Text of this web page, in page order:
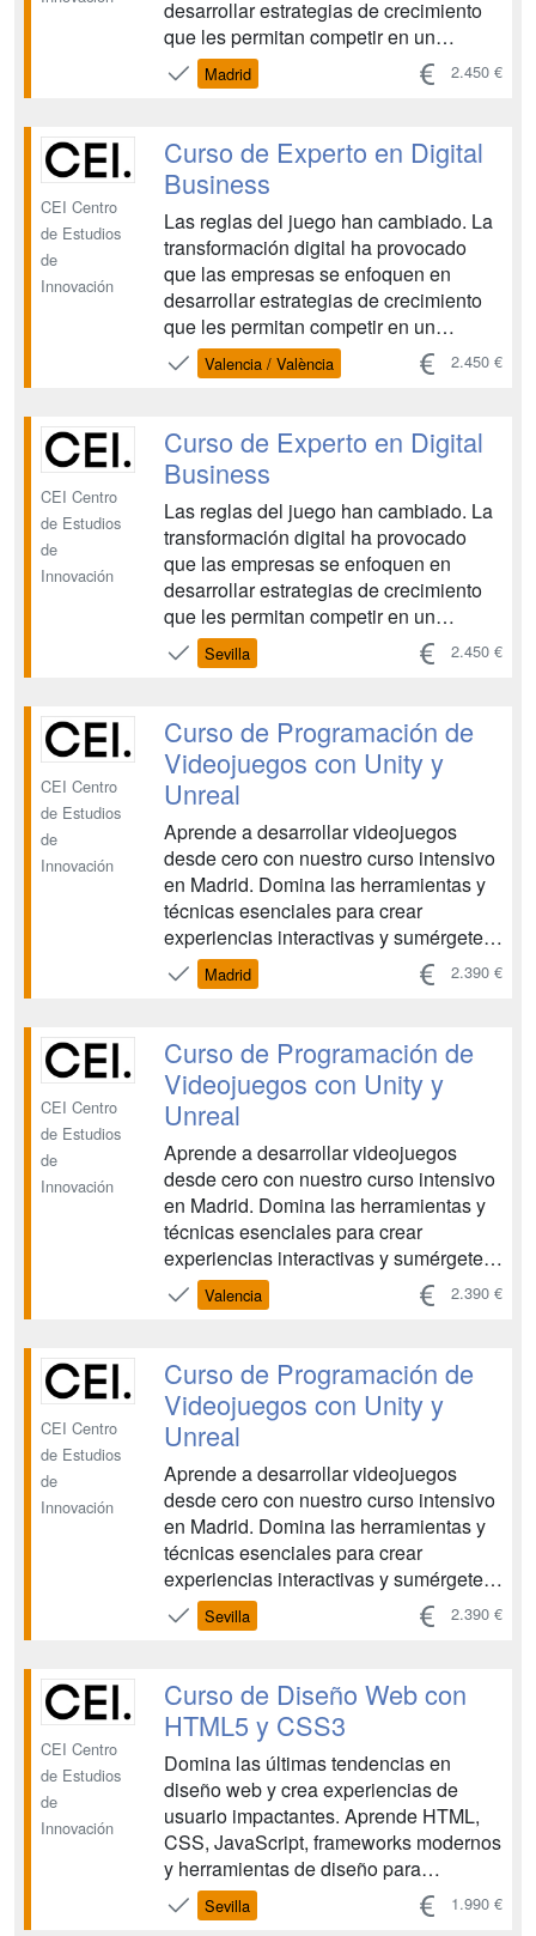
desarrollar estrategias de crecimiento
que les permitan competir en un
entorno cada vez más marcado por la
innovación y las tecnologías. Hay
de inicio en Octubre, Enero, Abril y
Junio....
Madrid 2.450 €
CEI Centro
de Estudios
de
Innovación
Curso de Experto en Digital
Business
Las reglas del juego han cambiado. La
transformación digital ha provocado
que las empresas se enfoquen en
desarrollar estrategias de crecimiento
que les permitan competir en un
entorno cada vez más marcado por la
innovación y las tecnologías. Hay
de inicio en Octubre, Enero, Abril y
Junio....
Valencia / València 2.450 €
CEI Centro
de Estudios
de
Innovación
Curso de Experto en Digital
Business
Las reglas del juego han cambiado. La
transformación digital ha provocado
que las empresas se enfoquen en
desarrollar estrategias de crecimiento
que les permitan competir en un
entorno cada vez más marcado por la
innovación y las tecnologías. Hay
de inicio en Octubre, Enero, Abril y
Junio....
Sevilla 2.450 €
CEI Centro
de Estudios
de
Innovación
Curso de Programación de
Videojuegos con Unity y
Unreal
Aprende a desarrollar videojuegos
desde cero con nuestro curso intensivo
en Madrid. Domina las herramientas y
técnicas esenciales para crear
experiencias interactivas y sumérgete
en el apasionante mundo de la
programación de videojuegos.
videojuegos profesional. Hay cuatro
convocatorias anuales con fecha de
in...
Madrid 2.390 €
CEI Centro
de Estudios
de
Innovación
Curso de Programación de
Videojuegos con Unity y
Unreal
Aprende a desarrollar videojuegos
desde cero con nuestro curso intensivo
en Madrid. Domina las herramientas y
técnicas esenciales para crear
experiencias interactivas y sumérgete
en el apasionante mundo de la
programación de videojuegos.
videojuegos profesional. Hay cuatro
convocatorias anuales con fecha de
in...
Valencia 2.390 €
CEI Centro
de Estudios
de
Innovación
Curso de Programación de
Videojuegos con Unity y
Unreal
Aprende a desarrollar videojuegos
desde cero con nuestro curso intensivo
en Madrid. Domina las herramientas y
técnicas esenciales para crear
experiencias interactivas y sumérgete
en el apasionante mundo de la
programación de videojuegos.
videojuegos profesional. Hay cuatro
convocatorias anuales con fecha de
in...
Sevilla 2.390 €
CEI Centro
de Estudios
de
Innovación
Curso de Diseño Web con
HTML5 y CSS3
Domina las últimas tendencias en
diseño web y crea experiencias de
usuario impactantes. Aprende HTML,
CSS, JavaScript, frameworks modernos
y herramientas de diseño para
convertirte en un profesional del
desarrollo web. Este curso te
Sevilla 1.990 €